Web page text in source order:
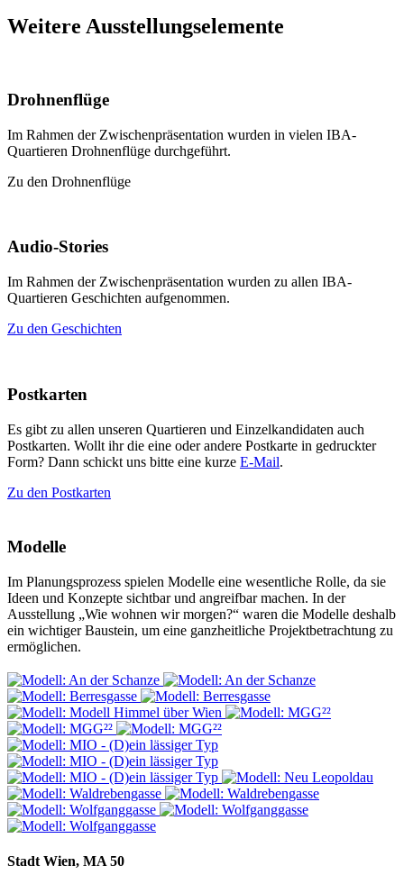
Weitere Ausstellungselemente
Drohnenflüge
Im Rahmen der Zwischenpräsentation wurden in vielen IBA-
Quartieren Drohnenflüge durchgeführt.
Zu den Drohnenflüge
Audio-Stories
Im Rahmen der Zwischenpräsentation wurden zu allen IBA-
Quartieren Geschichten aufgenommen.
Zu den Geschichten
Postkarten
Es gibt zu allen unseren Quartieren und Einzelkandidaten auch
Postkarten. Wollt ihr die eine oder andere Postkarte in gedruckter
Form? Dann schickt uns bitte eine kurze E-Mail.
Zu den Postkarten
Modelle
Im Planungsprozess spielen Modelle eine wesentliche Rolle, da sie
Ideen und Konzepte sichtbar und angreifbar machen. In der
Ausstellung „Wie wohnen wir morgen?“ waren die Modelle deshalb
ein wichtiger Baustein, um eine ganzheitliche Projektbetrachtung zu
ermöglichen.
Stadt Wien, MA 50